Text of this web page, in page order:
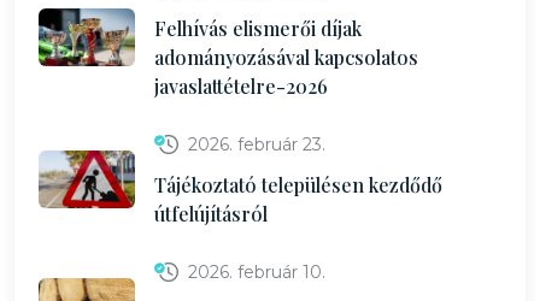
Felhívás elismerői díjak
adományozásával kapcsolatos
javaslattételre-2026
2026. február 23.
Tájékoztató településen kezdődő
útfelújításról
2026. február 10.